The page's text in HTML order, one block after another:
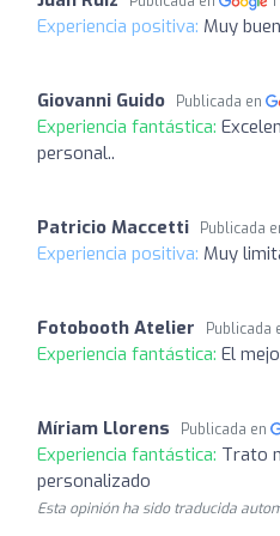
Experiencia positiva: Muy
Giovanni Guido Publicada en
Experiencia fantástica:
personal..
Patricio Maccetti Publicada
Experiencia positiva: Muy
Fotobooth Atelier Publicada
Experiencia fantástica: El
Míriam Llorens Publicada en
Experiencia fantástica: Trato
personalizado
Esta opinión ha sido traducida